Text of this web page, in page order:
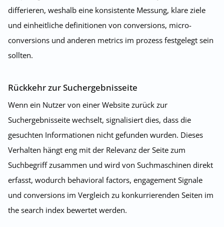
differieren, weshalb eine konsistente Messung, klare ziele
und einheitliche definitionen von conversions, micro-
conversions und anderen metrics im prozess festgelegt sein
sollten.
Rückkehr zur Suchergebnisseite
Wenn ein Nutzer von einer Website zurück zur
Suchergebnisseite wechselt, signalisiert dies, dass die
gesuchten Informationen nicht gefunden wurden. Dieses
Verhalten hängt eng mit der Relevanz der Seite zum
Suchbegriff zusammen und wird von Suchmaschinen direkt
erfasst, wodurch behavioral factors, engagement Signale
und conversions im Vergleich zu konkurrierenden Seiten im
the search index bewertet werden.